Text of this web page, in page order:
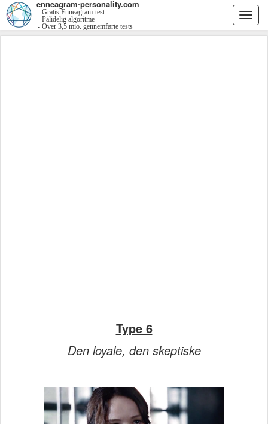
enneagram-personality.com
- Gratis Enneagram-test
- Pålidelig algoritme
- Over 3,5 mio. gennemførte tests
Type 6
Den loyale, den skeptiske